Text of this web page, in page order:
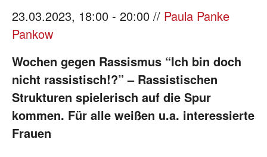
23.03.2023, 18:00 - 20:00 // Paula Panke
Pankow
Wochen gegen Rassismus “Ich bin doch
nicht rassistisch!?” – Rassistischen
Strukturen spielerisch auf die Spur
kommen. Für alle weißen u.a. interessierte
Frauen